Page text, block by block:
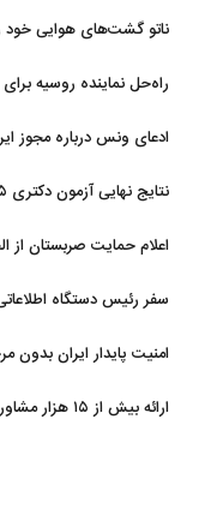
ناتو گشت‌های هوایی خود
راه‌حل نماینده روسیه
ادعای ونس درباره مجوز
نتایج نهایی آزمون دکتری ۱۴۰۵ اواخر مرداد اعلام می‌شود
اعلام حمایت صربستان از
سفر رئیس دستگاه
امنیت پایدار ایران
ارائه بیش از